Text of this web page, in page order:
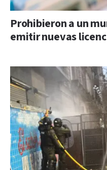
Prohibieron a un
emitir nuevas